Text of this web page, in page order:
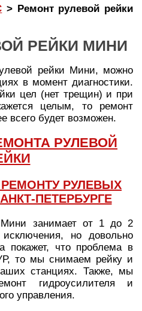
> Ремонт рулевой рейки
РЕЙКИ МИНИ
рейки Мини, можно
в момент диагностики.
цел (нет трещин) и при
целым, то ремонт
всего будет возможен.
РУЛЕВОЙ
РУЛЕВЫХ
ПЕТЕРБУРГЕ
Мини занимает от 1 до 2
но довольно
покажет, что проблема в
то мы снимаем рейку и
станциях. Также, мы
гидроусилителя и
управления.